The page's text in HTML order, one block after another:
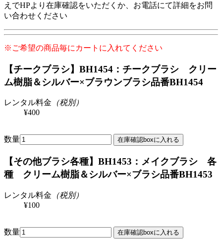
えでHPより在庫確認をいただくか、お電話にて詳細をお問
い合わせください
※ご希望の商品毎にカートに入れてください
【チークブラシ】BH1454：チークブラシ クリー
ム樹脂＆シルバー×ブラウンブラシ品番BH1454
レンタル料金 （税別）
¥400
数量
【その他ブラシ各種】BH1453：メイクブラシ 各
種 クリーム樹脂＆シルバー×ブラシ品番BH1453
レンタル料金 （税別）
¥100
数量